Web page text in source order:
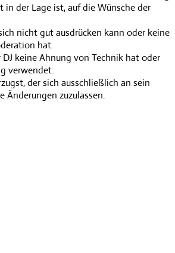
in der Lage ist, auf die Wünsche der
nicht gut ausdrücken kann oder keine
hat.
DJ keine Ahnung von Technik hat oder
verwendet.
der sich ausschließlich an sein
Änderungen zuzulassen.